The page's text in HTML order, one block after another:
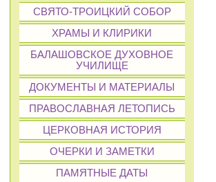
СВЯТО-ТРОИЦКИЙ СОБОР
ХРАМЫ И КЛИРИКИ
БАЛАШОВСКОЕ ДУХОВНОЕ
УЧИЛИЩЕ
ДОКУМЕНТЫ И МАТЕРИАЛЫ
ПРАВОСЛАВНАЯ ЛЕТОПИСЬ
ЦЕРКОВНАЯ ИСТОРИЯ
ОЧЕРКИ И ЗАМЕТКИ
ПАМЯТНЫЕ ДАТЫ